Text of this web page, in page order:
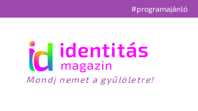
#programajánló
Mondj nemet a gyűlöletre!